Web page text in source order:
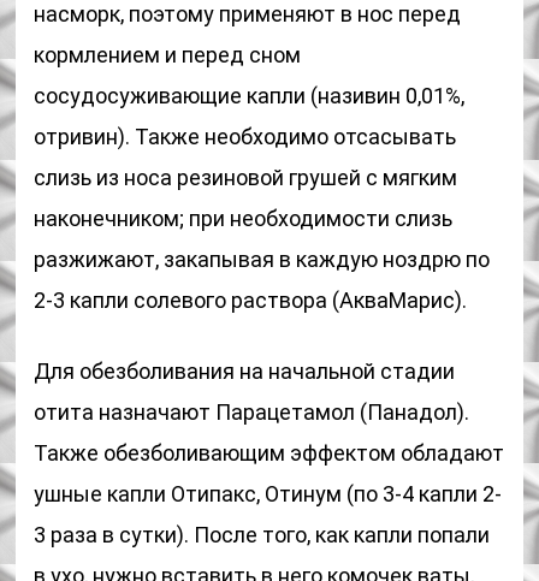
насморк, поэтому применяют в нос перед
кормлением и перед сном
сосудосуживающие капли (називин 0,01%,
отривин). Также необходимо отсасывать
слизь из носа резиновой грушей с мягким
наконечником; при необходимости слизь
разжижают, закапывая в каждую ноздрю по
2-3 капли солевого раствора (АкваМарис).
Для обезболивания на начальной стадии
отита назначают Парацетамол (Панадол).
Также обезболивающим эффектом обладают
ушные капли Отипакс, Отинум (по 3-4 капли 2-
3 раза в сутки). После того, как капли попали
в ухо, нужно вставить в него комочек ваты,